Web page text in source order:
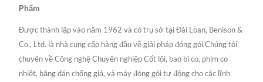
Phẩm
Được thành lập vào năm 1962 và có trụ sở tại Đài Loan, Benison &
Co., Ltd. là nhà cung cấp hàng đầu về giải pháp đóng gói.Chúng tôi
chuyên về Công nghệ Chuyên nghiệp Cốt lõi, bao bì co, phim co
nhiệt, băng dán chống giả, và máy đóng gói tự động cho các lĩnh